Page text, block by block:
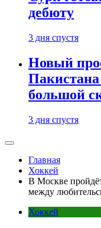
дебюту
3 дня спустя
Новый
большой
3 дня спустя
Главная
Хоккей
В Москве
между
Хоккей